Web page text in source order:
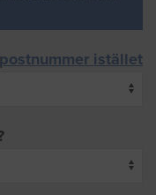
istället